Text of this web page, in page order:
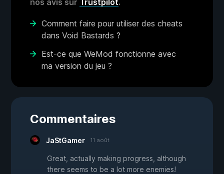
Comment faire pour utiliser des cheats
dans Void Bastards ?
Est-ce que WeMod fonctionne avec
ma version du jeu ?
Commentaires
JaStGamer 11 août
Great, actually making progress, although
there seems to be a lot more enemies!